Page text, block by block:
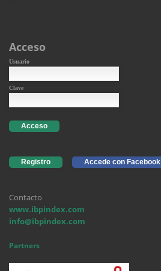
Acceso
Usuario
Clave
Acceso
Registro Accede con Facebook
Contacto
www.ibpindex.com
info@ibpindex.com
Partners